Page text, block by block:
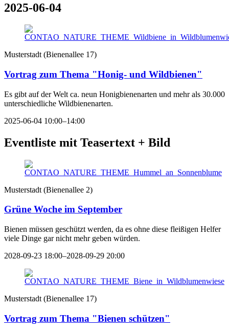
2025-06-04
Musterstadt(Bienenallee 17)
Vortrag zum Thema "Honig- und Wildbienen"
Es gibt auf der Welt ca. neun Honigbienenarten und mehr als 30.000
unterschiedliche Wildbienenarten.
2025-06-04 10:00–14:00
Eventliste mit Teasertext + Bild
Musterstadt (Bienenallee 2)
Grüne Woche im September
Bienen müssen geschützt werden, da es ohne diese fleißigen Helfer
viele Dinge gar nicht mehr geben würden.
2028-09-23 18:00–2028-09-29 20:00
Musterstadt (Bienenallee 17)
Vortrag zum Thema "Bienen schützen"